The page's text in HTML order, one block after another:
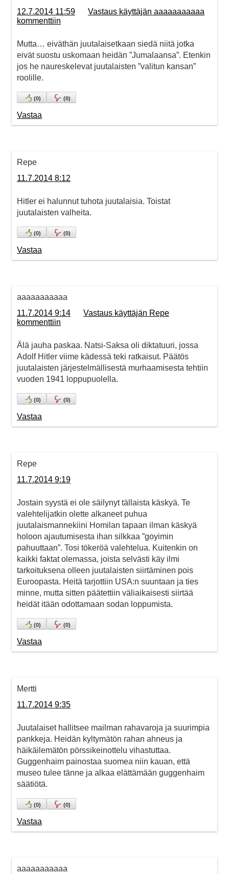
12.7.2014 11:59
Vastaus käyttäjän aaaaaaaaaaa
kommenttiin
Mutta… eiväthän juutalaisetkaan siedä niitä jotka
eivät suostu uskomaan heidän ”Jumalaansa”. Etenkin
jos he naureskelevat juutalaisten ”valitun kansan”
roolille.
(0) (0)
Vastaa
Repe
11.7.2014 8:12
Hitler ei halunnut tuhota juutalaisia. Toistat
juutalaisten valheita.
(0) (0)
Vastaa
aaaaaaaaaaa
11.7.2014 9:14
Vastaus käyttäjän Repe
kommenttiin
Älä jauha paskaa. Natsi-Saksa oli diktatuuri, jossa
Adolf Hitler viime kädessä teki ratkaisut. Päätös
juutalaisten järjestelmällisestä murhaamisesta tehtiin
vuoden 1941 loppupuolella.
(0) (0)
Vastaa
Repe
11.7.2014 9:19
Jostain syystä ei ole säilynyt tällaista käskyä. Te
valehtelijatkin olette alkaneet puhua
juutalaismannekiini Homilan tapaan ilman käskyä
holoon ajautumisesta ihan silkkaa ”goyimin
pahuuttaan”. Tosi tökeröä valehtelua. Kuitenkin on
kaikki faktat olemassa, joista selvästi käy ilmi
tarkoituksena olleen juutalaisten siirtäminen pois
Euroopasta. Heitä tarjottiin USA:n suuntaan ja ties
minne, mutta sitten päätettiin väliaikaisesti siirtää
heidät itään odottamaan sodan loppumista.
(0) (0)
Vastaa
Mertti
11.7.2014 9:35
Juutalaiset hallitsee mailman rahavaroja ja suurimpia
pankkeja. Heidän kyltymätön rahan ahneus ja
häikäilemätön pörssikeinottelu vihastuttaa.
Guggenhaim painostaa suomea niin kauan, että
museo tulee tänne ja alkaa elättämään guggenhaim
säätiötä.
(0) (0)
Vastaa
aaaaaaaaaaa